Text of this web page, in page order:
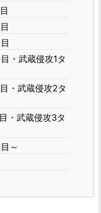
・武蔵侵攻1タ
・武蔵侵攻2タ
・武蔵侵攻3タ
～